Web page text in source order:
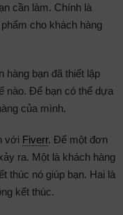
cần làm. Chính là
cho khách hàng
hàng bạn đã thiết lập
nào. Để bạn có thể dựa
của mình.
với Fiverr. Để một đơn
ra. Một là khách hàng
thúc nó giúp bạn. Hai là
kết thúc.